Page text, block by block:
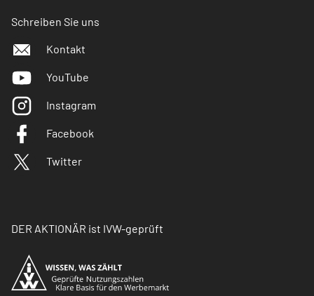
Schreiben Sie uns
Kontakt
YouTube
Instagram
Facebook
Twitter
DER AKTIONÄR ist IVW-geprüft